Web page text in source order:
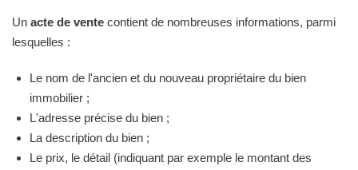
Un acte de vente contient de nombreuses informations, parmi
lesquelles :
Le nom de l'ancien et du nouveau propriétaire du bien
immobilier ;
L'adresse précise du bien ;
La description du bien ;
Le prix, le détail (indiquant par exemple le montant des